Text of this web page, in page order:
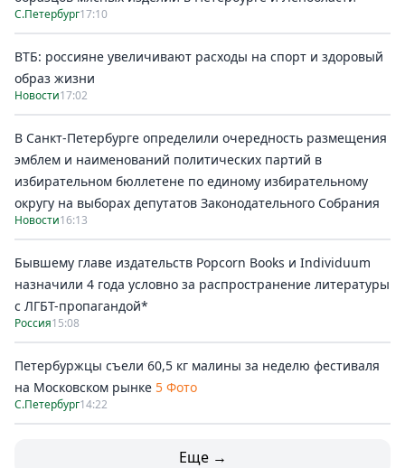
С.Петербург17:10
ВТБ: россияне увеличивают расходы на спорт и здоровый
образ жизни
Новости17:02
В Санкт-Петербурге определили очередность размещения
эмблем и наименований политических партий в
избирательном бюллетене по единому избирательному
округу на выборах депутатов Законодательного Собрания
Новости16:13
Бывшему главе издательств Popcorn Books и Individuum
назначили 4 года условно за распространение литературы
с ЛГБТ-пропагандой*
Россия15:08
Петербуржцы съели 60,5 кг малины за неделю фестиваля
на Московском рынке 5 Фото
С.Петербург14:22
Еще →